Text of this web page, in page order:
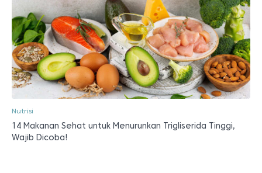
Nutrisi
14 Makanan Sehat untuk Menurunkan Trigliserida Tinggi,
Wajib Dicoba!